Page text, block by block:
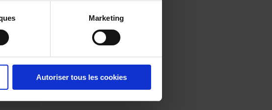
Marketing
Autoriser tous les cookies